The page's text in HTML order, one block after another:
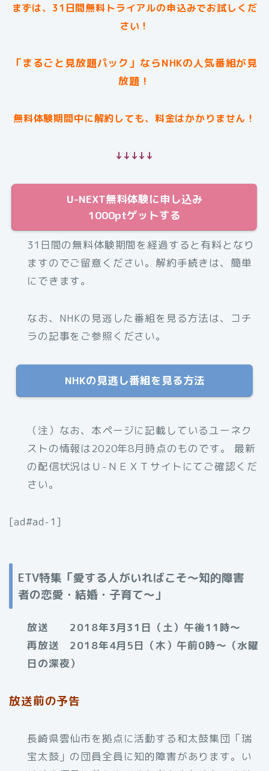
まずは、31日間無料トライアルの申込みでお試しくだ
さい！
「まるごと見放題パック」ならNHKの人気番組が見
放題！
無料体験期間中に解約しても、料金はかかりません！
↓↓↓↓↓
U-NEXT無料体験に申し込み
1000ptゲットする
31日間の無料体験期間を経過すると有料となり
ますのでご留意ください。解約手続きは、簡単
にできます。
なお、NHKの見逃した番組を見る方法は、コチ
ラの記事をご参照ください。
NHKの見逃し番組を見る方法
（注）なお、本ページに記載しているユーネク
ストの情報は2020年8月時点のものです。 最新
の配信状況はＵ-ＮＥＸＴサイトにてご確認くだ
さい。
[ad#ad-1]
ETV特集「愛する人がいればこそ～知的障害
者の恋愛・結婚・子育て～」
放送 2018年3月31日（土）午後11時～
再放送 2018年4月5日（木）午前0時～（水曜
日の深夜）
放送前の予告
長崎県雲仙市を拠点に活動する和太鼓集団「瑞
宝太鼓」の団員全員に知的障害があります。い